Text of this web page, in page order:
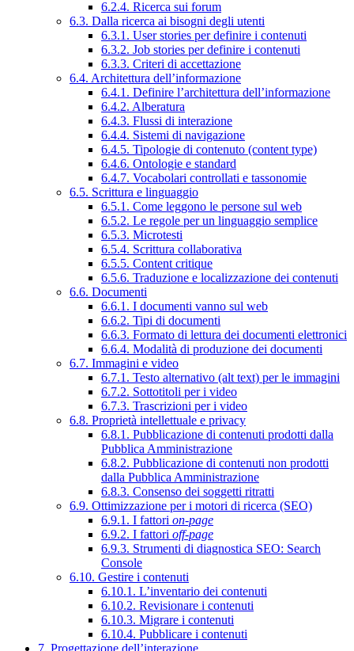
6.2.4. Ricerca sui forum
6.3. Dalla ricerca ai bisogni degli utenti
6.3.1. User stories per definire i contenuti
6.3.2. Job stories per definire i contenuti
6.3.3. Criteri di accettazione
6.4. Architettura dell’informazione
6.4.1. Definire l’architettura dell’informazione
6.4.2. Alberatura
6.4.3. Flussi di interazione
6.4.4. Sistemi di navigazione
6.4.5. Tipologie di contenuto (content type)
6.4.6. Ontologie e standard
6.4.7. Vocabolari controllati e tassonomie
6.5. Scrittura e linguaggio
6.5.1. Come leggono le persone sul web
6.5.2. Le regole per un linguaggio semplice
6.5.3. Microtesti
6.5.4. Scrittura collaborativa
6.5.5. Content critique
6.5.6. Traduzione e localizzazione dei contenuti
6.6. Documenti
6.6.1. I documenti vanno sul web
6.6.2. Tipi di documenti
6.6.3. Formato di lettura dei documenti elettronici
6.6.4. Modalità di produzione dei documenti
6.7. Immagini e video
6.7.1. Testo alternativo (alt text) per le immagini
6.7.2. Sottotitoli per i video
6.7.3. Trascrizioni per i video
6.8. Proprietà intellettuale e privacy
6.8.1. Pubblicazione di contenuti prodotti dalla
Pubblica Amministrazione
6.8.2. Pubblicazione di contenuti non prodotti
dalla Pubblica Amministrazione
6.8.3. Consenso dei soggetti ritratti
6.9. Ottimizzazione per i motori di ricerca (SEO)
6.9.1. I fattori on-page
6.9.2. I fattori off-page
6.9.3. Strumenti di diagnostica SEO: Search
Console
6.10. Gestire i contenuti
6.10.1. L’inventario dei contenuti
6.10.2. Revisionare i contenuti
6.10.3. Migrare i contenuti
6.10.4. Pubblicare i contenuti
7. Progettazione dell’interazione